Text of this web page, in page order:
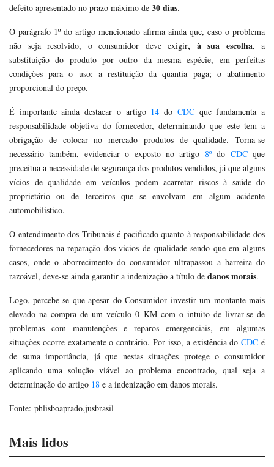
defeito apresentado no prazo máximo de 30 dias.
O parágrafo 1º do artigo mencionado afirma ainda que, caso o problema
não seja resolvido, o consumidor deve exigir, à sua escolha, a
substituição do produto por outro da mesma espécie, em perfeitas
condições para o uso; a restituição da quantia paga; o abatimento
proporcional do preço.
É importante ainda destacar o artigo 14 do CDCque fundamenta a
responsabilidade objetiva do fornecedor, determinando que este tem a
obrigação de colocar no mercado produtos de qualidade. Torna-se
necessário também, evidenciar o exposto no artigo 8ºdo CDCque
preceitua a necessidade de segurança dos produtos vendidos, já que alguns
vícios de qualidade em veículos podem acarretar riscos à saúde do
proprietário ou de terceiros que se envolvam em algum acidente
automobilístico.
O entendimento dos Tribunais é pacificado quanto à responsabilidade dos
fornecedores na reparação dos vícios de qualidade sendo que em alguns
casos, onde o aborrecimento do consumidor ultrapassou a barreira do
razoável, deve-se ainda garantir a indenização a título de danos morais.
Logo, percebe-se que apesar do Consumidor investir um montante mais
elevado na compra de um veículo 0 KM com o intuito de livrar-se de
problemas com manutenções e reparos emergenciais, em algumas
situações ocorre exatamente o contrário. Por isso, a existência doCDC é
de suma importância, já que nestas situações protege o consumidor
aplicando uma solução viável ao problema encontrado, qual seja a
determinação do artigo 18 e a indenização em danos morais.
Fonte: phlisboaprado.jusbrasil
Mais lidos